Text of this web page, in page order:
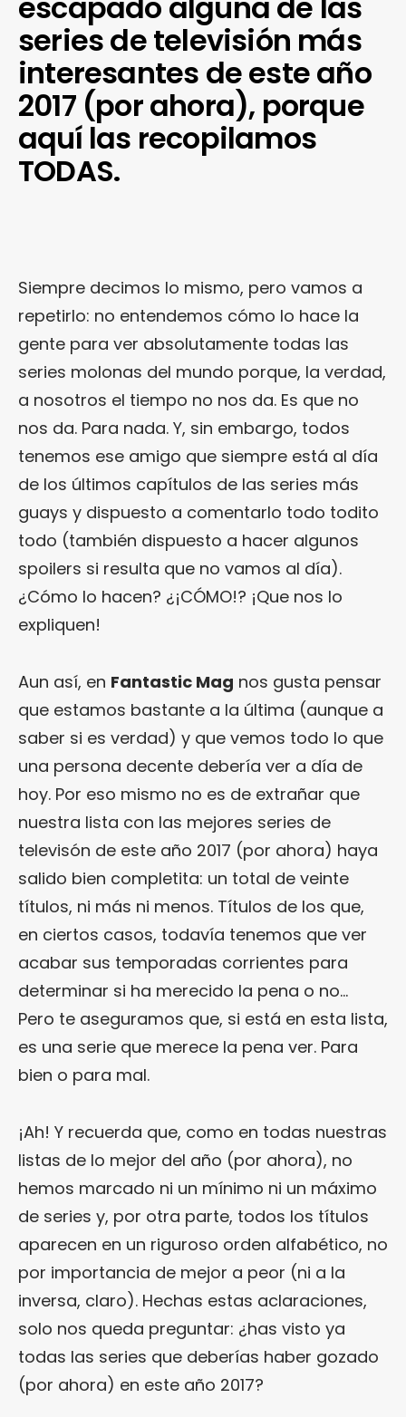
series de televisión más
interesantes de este año
2017 (por ahora), porque
aquí las recopilamos
TODAS.
Siempre decimos lo mismo, pero vamos a
repetirlo: no entendemos cómo lo hace la
gente para ver absolutamente todas las
series molonas del mundo porque, la verdad,
a nosotros el tiempo no nos da. Es que no
nos da. Para nada. Y, sin embargo, todos
tenemos ese amigo que siempre está al día
de los últimos capítulos de las series más
guays y dispuesto a comentarlo todo todito
todo (también dispuesto a hacer algunos
spoilers si resulta que no vamos al día).
¿Cómo lo hacen? ¿¡CÓMO!? ¡Que nos lo
expliquen!
Aun así, en Fantastic Mag nos gusta pensar
que estamos bastante a la última (aunque a
saber si es verdad) y que vemos todo lo que
una persona decente debería ver a día de
hoy. Por eso mismo no es de extrañar que
nuestra lista con las mejores series de
televisón de este año 2017 (por ahora) haya
salido bien completita: un total de veinte
títulos, ni más ni menos. Títulos de los que,
en ciertos casos, todavía tenemos que ver
acabar sus temporadas corrientes para
determinar si ha merecido la pena o no…
Pero te aseguramos que, si está en esta lista,
es una serie que merece la pena ver. Para
bien o para mal.
¡Ah! Y recuerda que, como en todas nuestras
listas de lo mejor del año (por ahora), no
hemos marcado ni un mínimo ni un máximo
de series y, por otra parte, todos los títulos
aparecen en un riguroso orden alfabético, no
por importancia de mejor a peor (ni a la
inversa, claro). Hechas estas aclaraciones,
solo nos queda preguntar: ¿has visto ya
todas las series que deberías haber gozado
(por ahora) en este año 2017?